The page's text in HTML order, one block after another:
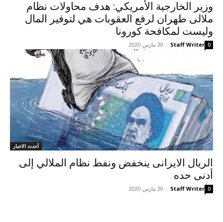
وزير الخارجية الأمريكي: هدف محاولات نظام
ملالی طهران لرفع العقوبات هي لتوفير المال
وليست لمكافحة كورونا
Staff Writer
- 30 مارس 2020 0
أحدث الاخبار
الريال الایرانی ینخفض ونفط نظام الملالي إلى
أدنى حده
Staff Writer
- 30 مارس 2020 0